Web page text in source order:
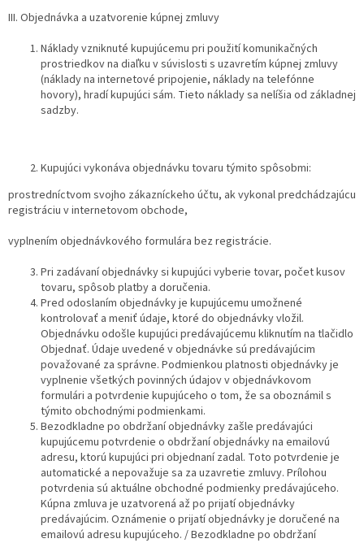
III. Objednávka a uzatvorenie kúpnej zmluvy
Náklady vzniknuté kupujúcemu pri použití komunikačných
prostriedkov na diaľku v súvislosti s uzavretím kúpnej zmluvy
(náklady na internetové pripojenie, náklady na telefónne
hovory), hradí kupujúci sám. Tieto náklady sa nelíšia od základnej
sadzby.
Kupujúci vykonáva objednávku tovaru týmito spôsobmi:
prostredníctvom svojho zákazníckeho účtu, ak vykonal predchádzajúcu
registráciu v internetovom obchode,
vyplnením objednávkového formulára bez registrácie.
Pri zadávaní objednávky si kupujúci vyberie tovar, počet kusov
tovaru, spôsob platby a doručenia.
Pred odoslaním objednávky je kupujúcemu umožnené
kontrolovať a meniť údaje, ktoré do objednávky vložil.
Objednávku odošle kupujúci predávajúcemu kliknutím na tlačidlo
Objednať. Údaje uvedené v objednávke sú predávajúcim
považované za správne. Podmienkou platnosti objednávky je
vyplnenie všetkých povinných údajov v objednávkovom
formulári a potvrdenie kupujúceho o tom, že sa oboznámil s
týmito obchodnými podmienkami.
Bezodkladne po obdržaní objednávky zašle predávajúci
kupujúcemu potvrdenie o obdržaní objednávky na emailovú
adresu, ktorú kupujúci pri objednaní zadal. Toto potvrdenie je
automatické a nepovažuje sa za uzavretie zmluvy. Prílohou
potvrdenia sú aktuálne obchodné podmienky predávajúceho.
Kúpna zmluva je uzatvorená až po prijatí objednávky
predávajúcim. Oznámenie o prijatí objednávky je doručené na
emailovú adresu kupujúceho. / Bezodkladne po obdržaní